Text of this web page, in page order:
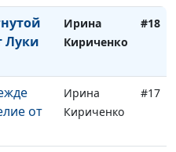
Луки
Ирина
Кириченко
#18
от
Ирина
Кириченко
#17